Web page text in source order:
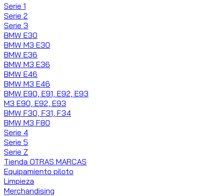
Serie 1
Serie 2
Serie 3
BMW E30
BMW M3 E30
BMW E36
BMW M3 E36
BMW E46
BMW M3 E46
BMW E90, E91, E92, E93
M3 E90, E92, E93
BMW F30, F31, F34
BMW M3 F80
Serie 4
Serie 5
Serie Z
Tienda OTRAS MARCAS
Equipamiento piloto
Limpieza
Merchandising